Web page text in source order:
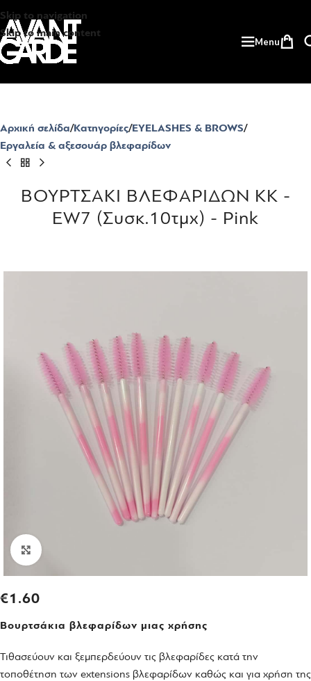
Skip to navigation
Skip to main content
Menu
Αρχική σελίδα Κατηγορίες EYELASHES & BROWS
Εργαλεία & αξεσουάρ βλεφαρίδων
ΒΟΥΡΤΣΑΚΙ ΒΛΕΦΑΡΙΔΩΝ KK -
EW7 (Συσκ.10τμχ) - Pink
Click to enlarge
€1.60
Βουρτσάκια βλεφαρίδων μιας χρήσης
Τιθασεύουν και ξεμπερδεύουν τις βλεφαρίδες κατά την
τοποθέτηση των extensions βλεφαρίδων καθώς και για χρήση της